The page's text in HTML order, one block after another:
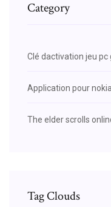
Category
Clé dactivation jeu pc
Application pour
The elder scrolls
Tag Clouds